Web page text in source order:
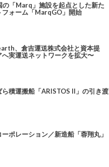
「Marq」施設を起点とした新た
フォーム「MarqGO」開始
、倉吉運送株式会社と資本提
実運送ネットワークを拡大〜
ら積運搬船「ARISTOS II」の引き渡
ポレーション／新造船「蓉翔丸」